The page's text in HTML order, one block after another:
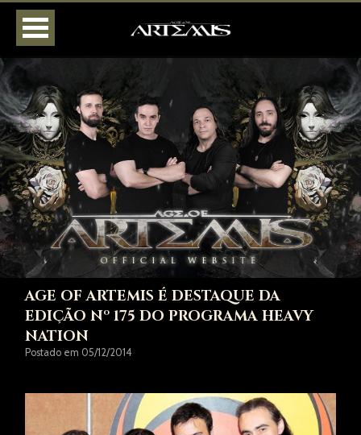
HOME
AGENDA
BIOGRAFIA
DISCOGRAFIA
FOTOS
VÍDEOS
LOJA
CONTATOS
AGE OF ARTEMIS É DESTAQUE DA
EDIÇÃO Nº 175 DO PROGRAMA HEAVY
NATION
Postado em 05/12/2014